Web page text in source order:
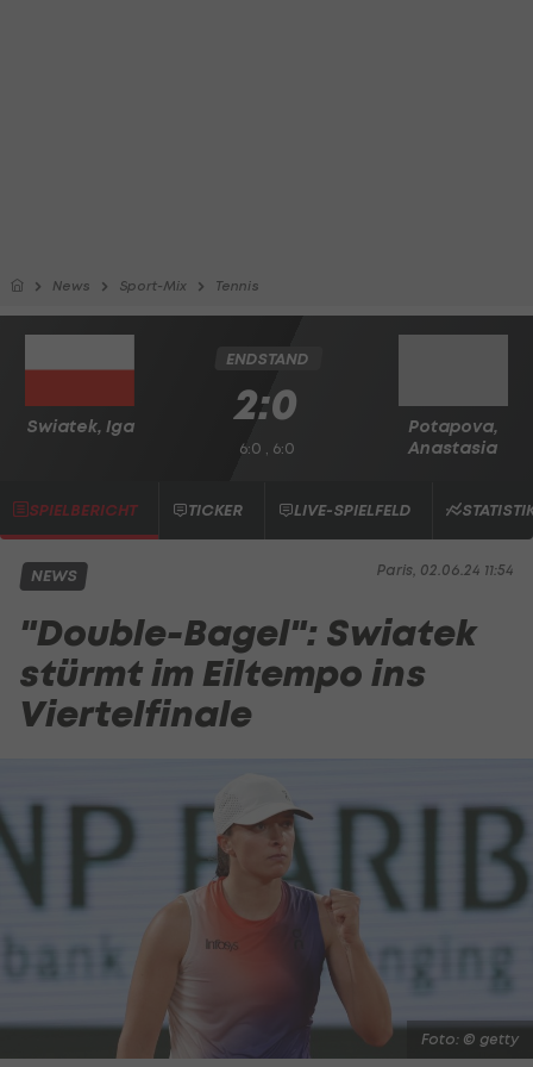
News Sport-Mix Tennis
Swiatek, Iga
Potapova,
Anastasia
ENDSTAND
2:0
6:0 , 6:0
SPIELBERICHT TICKER LIVE-SPIELFELD
Paris, 02.06.24 11:54
NEWS
"Double-Bagel": Swiatek
stürmt im Eiltempo ins
Viertelfinale
Foto: © getty